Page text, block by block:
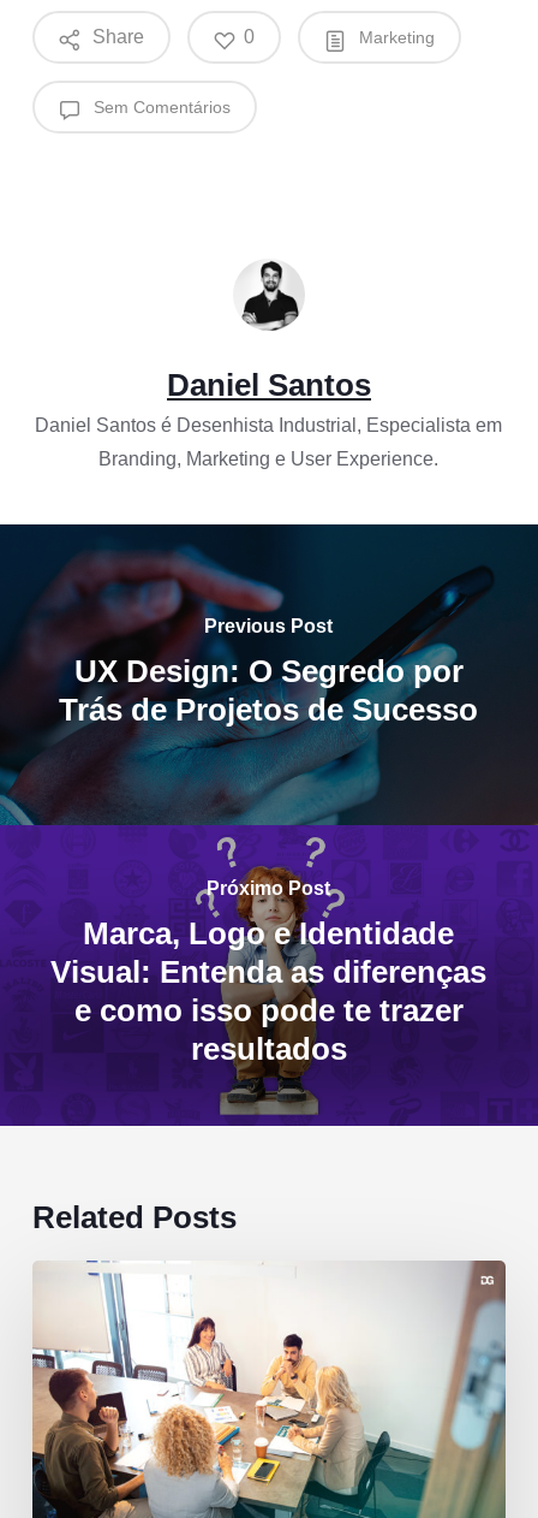
Share 0 Marketing
Sem Comentários
Daniel Santos
Daniel Santos é Desenhista Industrial, Especialista em
Branding, Marketing e User Experience.
Previous Post
UX Design: O Segredo por
Trás de Projetos de Sucesso
Próximo Post
Marca, Logo e Identidade
Visual: Entenda as diferenças
e como isso pode te trazer
resultados
Related Posts
Branding
performance
é
vaidade.
Performance
sem
branding
é
desperdício.